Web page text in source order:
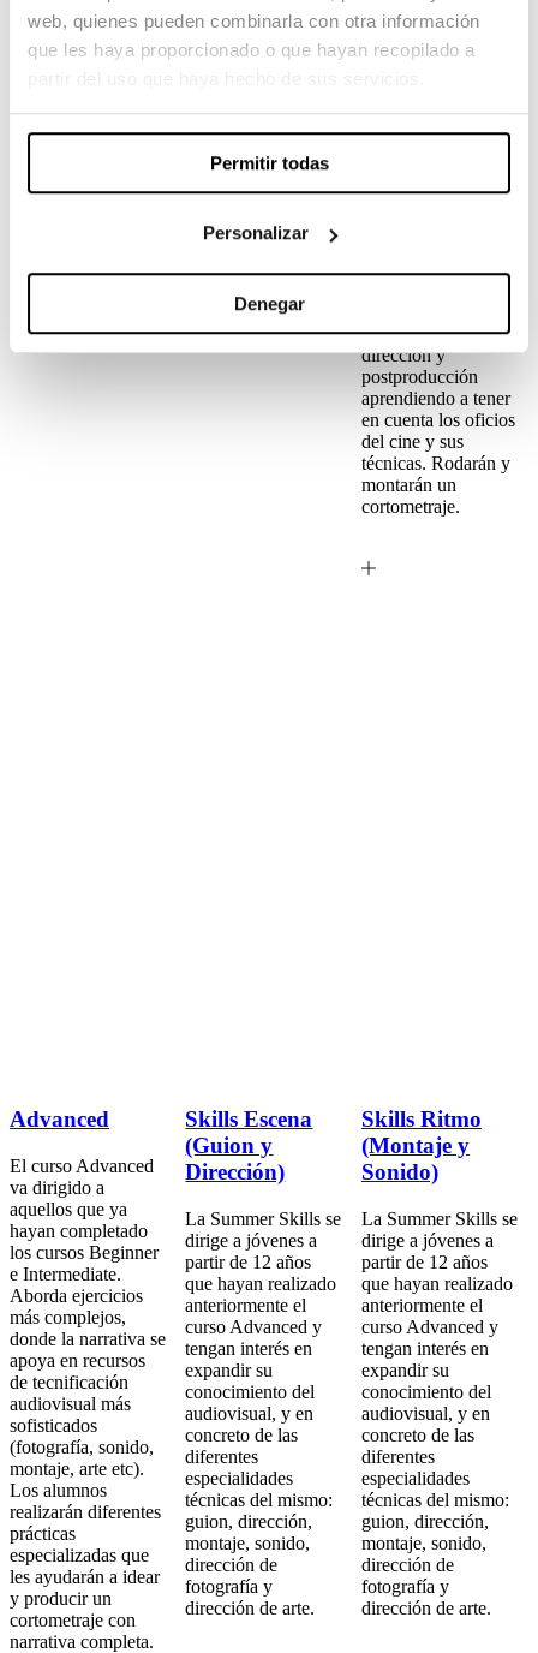
web, quienes pueden combinarla con otra información
que les haya proporcionado o que hayan recopilado a
Permitir todas
Personalizar
Denegar
Sarrià)
dirigido a aquellos
que ya han realizado
learning by doing,
prácticas de guion,
dirección y
postproducción
aprendiendo a tener
en cuenta los oficios
del cine y sus
técnicas. Rodarán y
montarán un
cortometraje.
Advanced
El curso Advanced
va dirigido a
aquellos que ya
hayan completado
los cursos Beginner
e Intermediate.
Aborda ejercicios
más complejos,
donde la narrativa se
apoya en recursos
de tecnificación
audiovisual más
sofisticados
(fotografía, sonido,
montaje, arte etc).
Los alumnos
realizarán diferentes
prácticas
especializadas que
les ayudarán a idear
y producir un
cortometraje con
narrativa completa.
Skills Escena
(Guion y
Dirección)
La Summer Skills se
dirige a jóvenes a
partir de 12 años
que hayan realizado
anteriormente el
curso Advanced y
tengan interés en
expandir su
conocimiento del
audiovisual, y en
concreto de las
diferentes
especialidades
técnicas del mismo:
guion, dirección,
montaje, sonido,
dirección de
fotografía y
dirección de arte.
Skills Ritmo
(Montaje y
Sonido)
La Summer Skills se
dirige a jóvenes a
partir de 12 años
que hayan realizado
anteriormente el
curso Advanced y
tengan interés en
expandir su
conocimiento del
audiovisual, y en
concreto de las
diferentes
especialidades
técnicas del mismo:
guion, dirección,
montaje, sonido,
dirección de
fotografía y
dirección de arte.